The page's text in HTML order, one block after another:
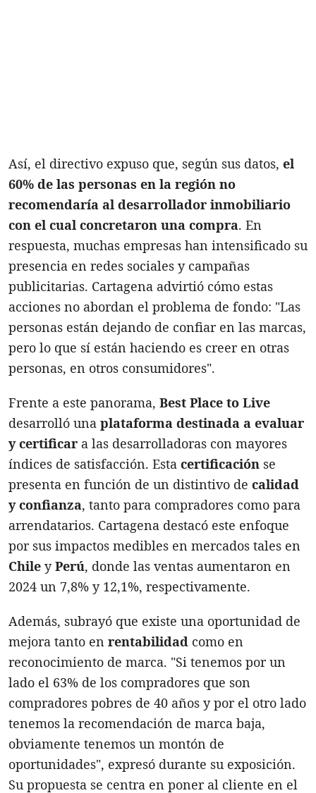
Así, el directivo expuso que, según sus datos, el
60% de las personas en la región no
recomendaría al desarrollador inmobiliario
con el cual concretaron una compra. En
respuesta, muchas empresas han intensificado su
presencia en redes sociales y campañas
publicitarias. Cartagena advirtió cómo estas
acciones no abordan el problema de fondo: "Las
personas están dejando de confiar en las marcas,
pero lo que sí están haciendo es creer en otras
personas, en otros consumidores".
Frente a este panorama, Best Place to Live
desarrolló una plataforma destinada a evaluar
y certificar a las desarrolladoras con mayores
índices de satisfacción. Esta certificación se
presenta en función de un distintivo de calidad
y confianza, tanto para compradores como para
arrendatarios. Cartagena destacó este enfoque
por sus impactos medibles en mercados tales en
Chile yPerú, donde las ventas aumentaron en
2024 un 7,8% y 12,1%, respectivamente.
Además, subrayó que existe una oportunidad de
mejora tanto en rentabilidad como en
reconocimiento de marca. "Si tenemos por un
lado el 63% de los compradores que son
compradores pobres de 40 años y por el otro lado
tenemos la recomendación de marca baja,
obviamente tenemos un montón de
oportunidades", expresó durante su exposición.
Su propuesta se centra en poner al cliente en el